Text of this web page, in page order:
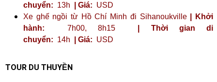
chuyển: 13h | Giá: USD
Xe ghế ngồi từ Hồ Chí Minh đi Sihanoukville
| Khởi
hành: 7h00, 8h15
| Thời gian di
chuyển: 14h | Giá: USD
TOUR DU THUYỀN